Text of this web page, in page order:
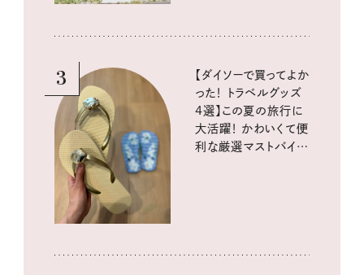
3
【ダイソーで買ってよか
った！ トラベルグッズ
4選】この夏の旅行に
大活躍！ かわいくて便
利な厳選マストバイア